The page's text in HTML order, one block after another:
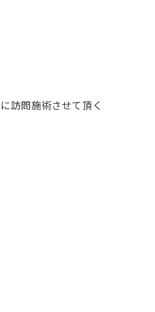
訪問施術させて頂く